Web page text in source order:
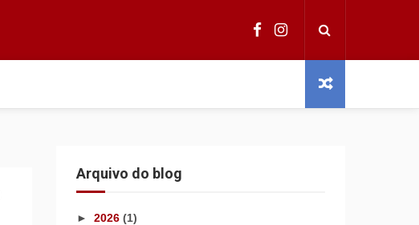
Arquivo do blog
► 2026 (1)